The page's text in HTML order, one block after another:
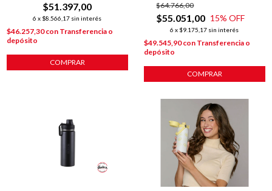
$51.397,00
6 x $8.566,17 sin interés
$46.257,30con Transferencia o
depósito
COMPRAR
$55.051,00
$64.766,00
15% OFF
6 x $9.175,17 sin interés
$49.545,90con Transferencia o
depósito
COMPRAR